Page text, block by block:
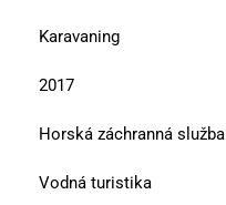
Karavaning
2017
Horská záchranná služba
Vodná turistika